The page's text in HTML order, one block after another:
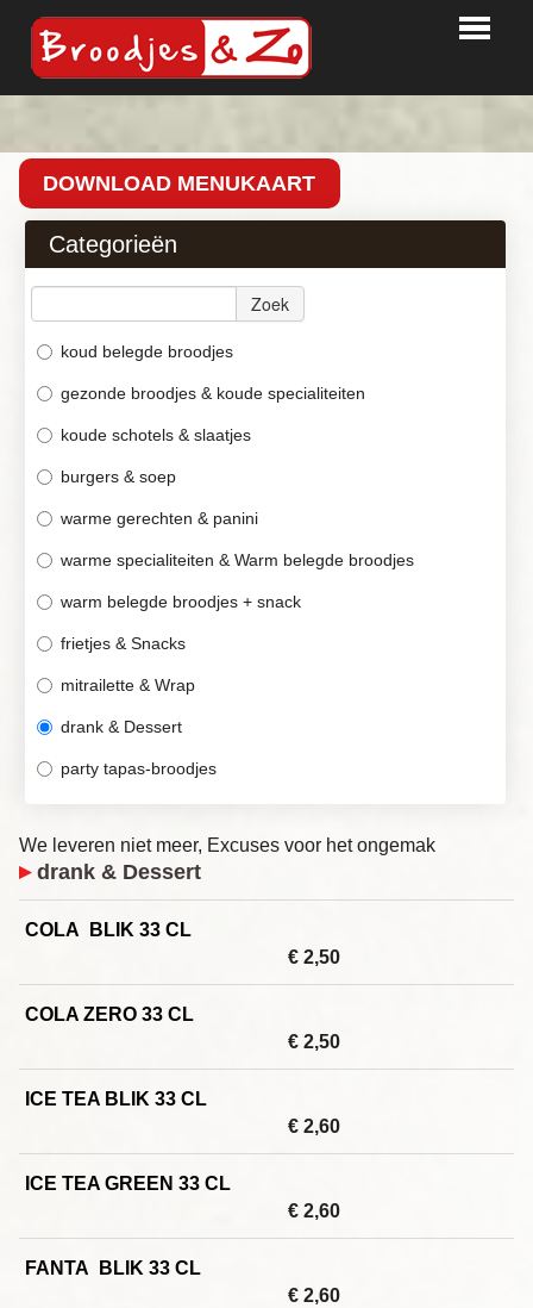
BESTELLEN
PARTY TIME
BEDRIJVEN
CONTACT
DOWNLOAD MENUKAART
Categorieën
Zoek
koud belegde broodjes
gezonde broodjes & koude specialiteiten
koude schotels & slaatjes
burgers & soep
warme gerechten & panini
warme specialiteiten & Warm belegde broodjes
warm belegde broodjes + snack
frietjes & Snacks
mitrailette & Wrap
drank & Dessert
party tapas-broodjes
We leveren niet meer, Excuses voor het ongemak
drank & Dessert
COLA BLIK 33 CL
€ 2,50
COLA ZERO 33 CL
€ 2,50
ICE TEA BLIK 33 CL
€ 2,60
ICE TEA GREEN 33 CL
€ 2,60
FANTA BLIK 33 CL
€ 2,60